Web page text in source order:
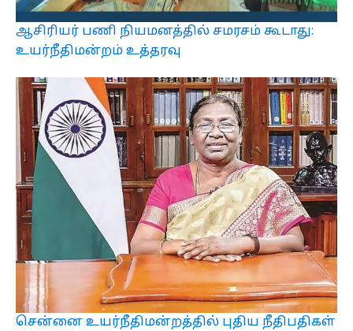
ஆசிரியர் பணி நியமனத்தில் சமரசம் கூடாது:
உயர்நீதிமன்றம் உத்தரவு
சென்னை உயர்நீதிமன்றத்தில் புதிய நீதிபதிகள்